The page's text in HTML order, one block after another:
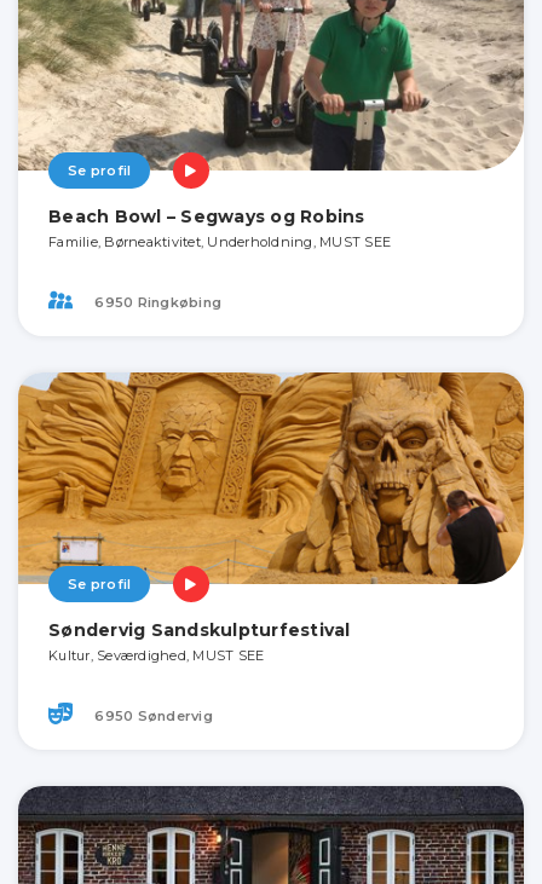
Se profil
Beach Bowl – Segways og Robins
Familie, Børneaktivitet, Underholdning, MUST SEE
6950 Ringkøbing
Se profil
Søndervig Sandskulpturfestival
Kultur, Seværdighed, MUST SEE
6950 Søndervig